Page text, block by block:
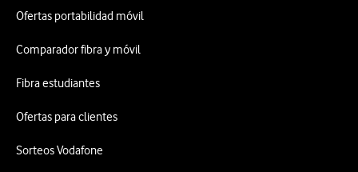
Ofertas portabilidad móvil
Comparador fibra y móvil
Fibra estudiantes
Ofertas para clientes
Sorteos Vodafone